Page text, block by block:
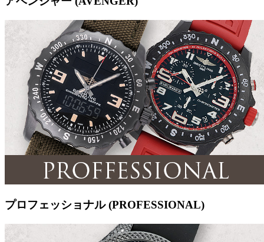
プロフェッショナル (PROFESSIONAL)